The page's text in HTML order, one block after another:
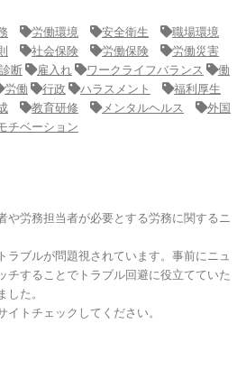
労働環境 安全衛生
職場環境
社会保険 労働保険
労働災害
断 雇入れ ワークライフバランス
働
労働 行政 ハラスメント
福利厚生
教育研修 メンタルヘルス
外国
チベーション
や労務担当者が必要とする労務に関するニ
ラブルが問題視されています。事前にニュ
チすることでトラブル回避に役立てていた
した。
トチェックしてください。